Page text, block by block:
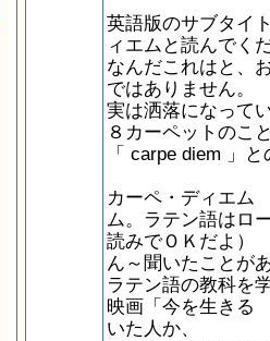
英語版のサブタイ
ィエムと読んでく
なんだこれはと、
ではありません。
実は洒落になって
８カーペットのこ
「 carpe diem 」
カーペ・ディエム
ム。ラテン語はロ
読みでＯＫだよ）
ん～聞いたことが
ラテン語の教科を
映画「今を生きる
いた人か、